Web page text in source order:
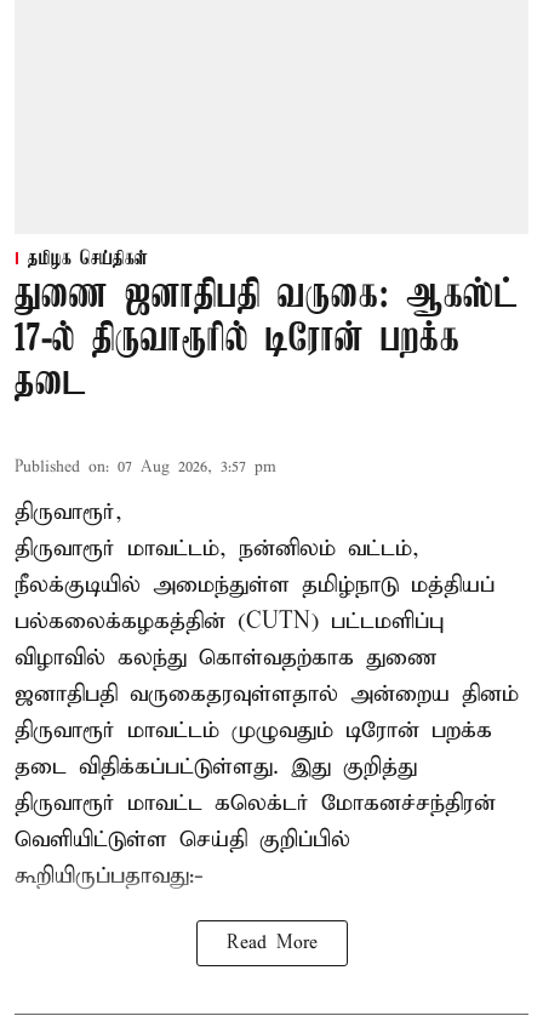
தமிழக செய்திகள்
துணை ஜனாதிபதி வருகை: ஆகஸ்ட்
17-ல் திருவாரூரில் டிரோன் பறக்க
தடை
Published on: 07 Aug 2026, 3:57 pm
திருவாரூர்,
திருவாரூர் மாவட்டம், நன்னிலம் வட்டம்,
நீலக்குடியில் அமைந்துள்ள தமிழ்நாடு மத்தியப்
பல்கலைக்கழகத்தின் (CUTN) பட்டமளிப்பு
விழாவில் கலந்து கொள்வதற்காக துணை
ஜனாதிபதி வருகைதரவுள்ளதால் அன்றைய தினம்
திருவாரூர் மாவட்டம் முழுவதும் டிரோன் பறக்க
தடை விதிக்கப்பட்டுள்ளது. இது குறித்து
திருவாரூர் மாவட்ட கலெக்டர் மோகனச்சந்திரன்
வெளியிட்டுள்ள செய்தி குறிப்பில்
கூறியிருப்பதாவது:-
Read More